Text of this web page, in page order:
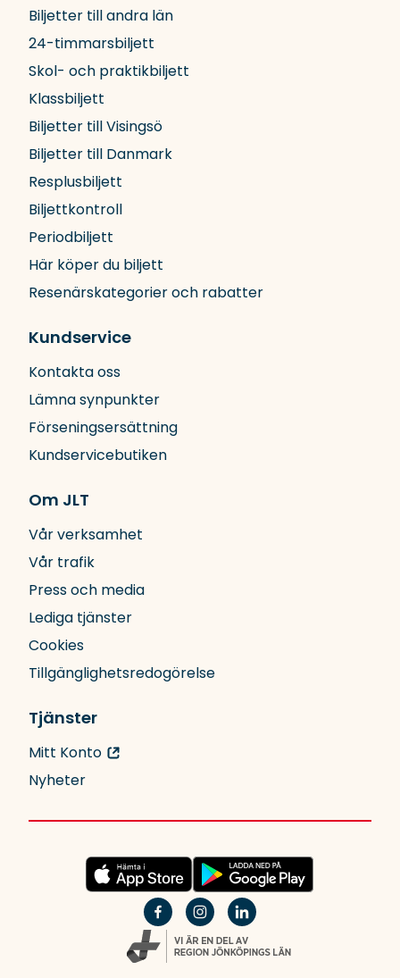
Biljetter till andra län
24-timmarsbiljett
Skol- och praktikbiljett
Klassbiljett
Biljetter till Visingsö
Biljetter till Danmark
Resplusbiljett
Biljettkontroll
Periodbiljett
Här köper du biljett
Resenärskategorier och rabatter
Kundservice
Kontakta oss
Lämna synpunkter
Förseningsersättning
Kundservicebutiken
Om JLT
Vår verksamhet
Vår trafik
Press och media
Lediga tjänster
Cookies
Tillgänglighetsredogörelse
Tjänster
Mitt Konto
Nyheter